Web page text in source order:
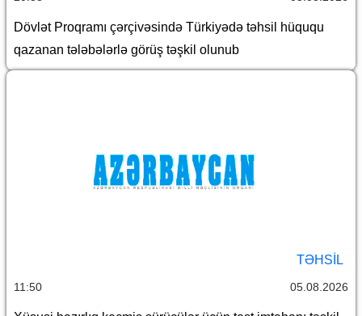
Dövlət Proqramı çərçivəsində Türkiyədə təhsil hüququ
qazanan tələbələrlə görüş təşkil olunub
TƏHSIL
11:50 05.08.2026